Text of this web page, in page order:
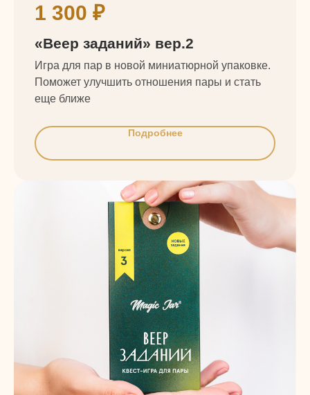
1 300 ₽
«Веер заданий» вер.2
Игра для пар в новой миниатюрной упаковке.
Поможет улучшить отношения пары и стать
еще ближе
Подробнее